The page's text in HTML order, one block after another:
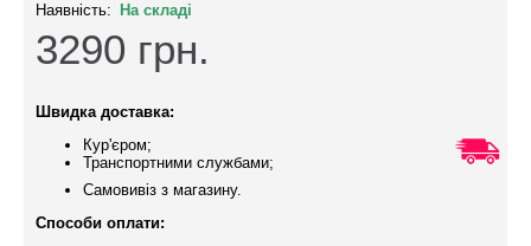
Наявність:
На складі
3290 грн.
Швидка доставка:
Кур'єром;
Транспортними службами;
Самовивіз з магазину.
Способи оплати: